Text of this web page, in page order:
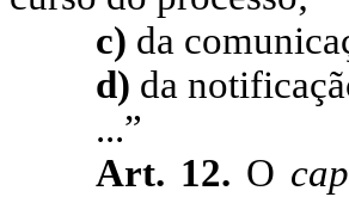
c) da
d) da
...”
Art. 12. O